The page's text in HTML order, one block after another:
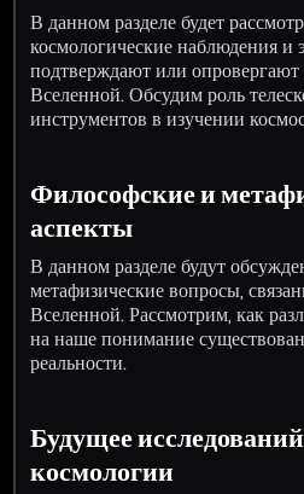
В данном разделе будет
космологические наблюдения и
подтверждают или
Вселенной. Обсудим роль
инструментов в изучении
Философские и
аспекты
В данном разделе будут
метафизические вопросы,
Вселенной. Рассмотрим, как
на наше понимание
реальности.
Будущее
космологии